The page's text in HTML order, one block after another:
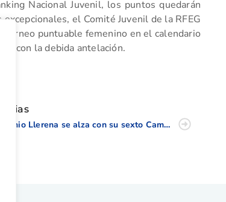
Nacional Juvenil, los puntos quedarán
el Comité Juvenil de la RFEG
puntuable femenino en el calendario
con la debida antelación.
Antonio Llerena se alza con su sexto Campeonato de España de Golf Adaptado